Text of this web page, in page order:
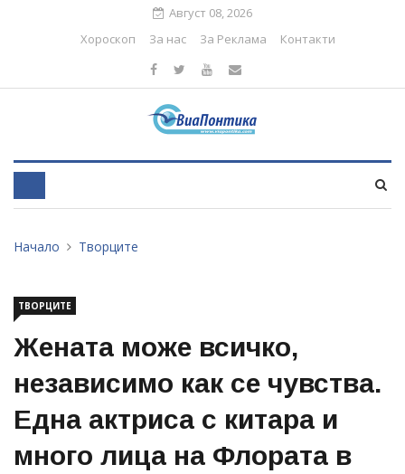
Август 08, 2026
Хороскоп
За нас За Реклама Контакти
Начало Творците
ТВОРЦИТЕ
Жената може всичко,
независимо как се чувства.
Една актриса с китара и
много лица на Флората в